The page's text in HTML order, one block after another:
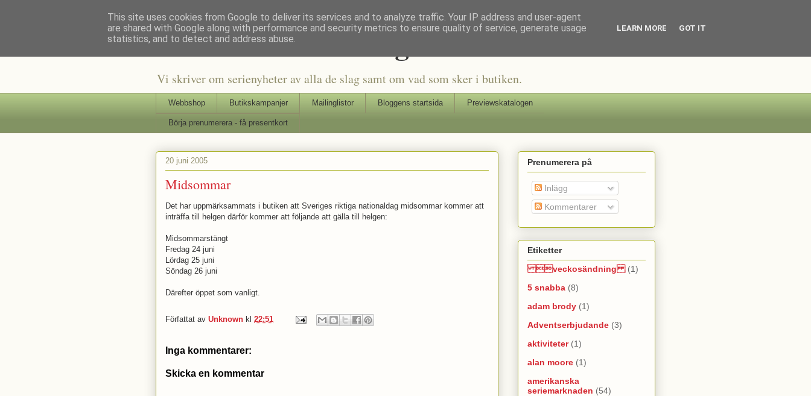
Staffars Seriers Blog
Vi skriver om serienyheter av alla de slag samt om vad som sker i butiken.
Webbshop Butikskampanjer Mailinglistor Bloggens startsida Previewskatalogen
Börja prenumerera - få presentkort
20 juni 2005
Midsommar
Det har uppmärksammats i butiken att Sveriges riktiga nationaldag midsommar kommer att
inträffa till helgen därför kommer att följande att gälla till helgen:
Midsommarstängt
Fredag 24 juni
Lördag 25 juni
Söndag 26 juni
Därefter öppet som vanligt.
Författat av Unknown kl 22:51
Inga kommentarer:
Skicka en kommentar
Prenumerera på
Inlägg
Kommentarer
Etiketter
veckosändning (1)
5 snabba (8)
adam brody (1)
Adventserbjudande (3)
aktiviteter (1)
alan moore (1)
amerikanska
seriemarknaden (54)
This site uses cookies from Google to deliver its services and to analyze traffic. Your IP address and user-agent
are shared with Google along with performance and security metrics to ensure quality of service, generate usage
statistics, and to detect and address abuse.
LEARN MORE GOT IT